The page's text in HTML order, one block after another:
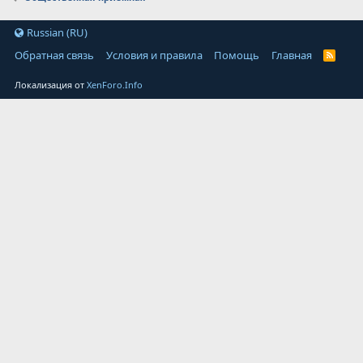
Russian (RU)
Обратная связь
Условия и правила Помощь Главная
Локализация отXenForo.Info